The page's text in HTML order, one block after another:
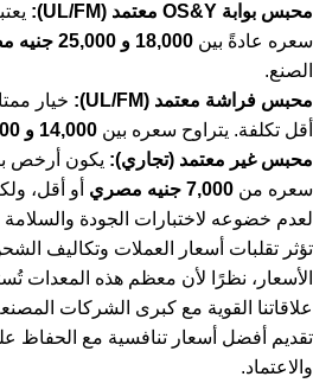
محبس بوابة OS&Y معتمد (UL/FM):
سعره عادةً بين 18,000 و 25,000 جنيه مصري
الصنع.
محبس فراشة معتمد (UL/FM):
خيار
أقل تكلفة. يتراوح سعره بين 14,000 و 20,000 جنيه مصري
محبس غير معتمد (تجاري): يكون أرخص
سعره من 7,000 جنيه مصري
أو أقل،
لعدم خضوعه لاختبارات الجودة والسلامة
تؤثر تقلبات أسعار العملات وتكاليف
الأسعار، نظرًا لأن معظم هذه المعدات
علاقاتنا القوية مع كبرى الشركات
تقديم أفضل أسعار تنافسية مع الحفاظ
والاعتماد.